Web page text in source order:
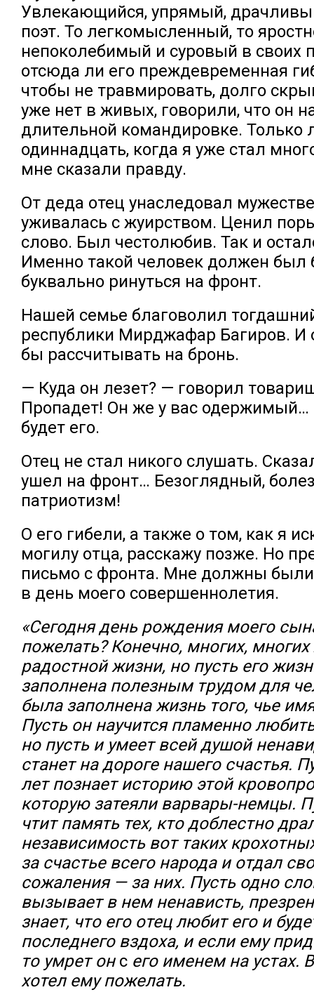
Увлекающийся, упрямый,
поэт. То легкомысленный, то
непоколебимый и суровый в своих
отсюда ли его преждевременная
чтобы не травмировать, долго
уже нет в живых, говорили, что он
длительной командировке. Только
одиннадцать, когда я уже стал
мне сказали правду.
От деда отец унаследовал
уживалась с жуирством. Ценил
слово. Был честолюбив. Так и
Именно такой человек должен был
буквально ринуться на фронт.
Нашей семье благоволил
республики Мирджафар Багиров. И
бы рассчитывать на бронь.
— Куда он лезет? — говорил
Пропадет! Он же у вас одержимый…
будет его.
Отец не стал никого слушать.
ушел на фронт… Безоглядный,
патриотизм!
О его гибели, а также о том, как я
могилу отца, расскажу позже. Но
письмо с фронта. Мне должны были
в день моего совершеннолетия.
«Сегодня день рождения моего
пожелать? Конечно, многих, многих
радостной жизни, но пусть его
заполнена полезным трудом для
была заполнена жизнь того, чье
Пусть он научится пламенно
но пусть и умеет всей душой
станет на дороге нашего счастья.
лет познает историю этой
которую затеяли варвары-немцы.
чтит память тех, кто доблестно
независимость вот таких
за счастье всего народа и отдал
сожаления — за них. Пусть одно
вызывает в нем ненависть,
знает, что его отец любит его и
последнего вздоха, и если ему
то умрет он с его именем на устах.
хотел ему пожелать.